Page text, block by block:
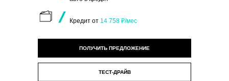
ТЕСТ-ДРАЙВ
ПОЛУЧИТЬ ПРЕДЛОЖЕНИЕ
Кредит от 14 758 ₽/мес